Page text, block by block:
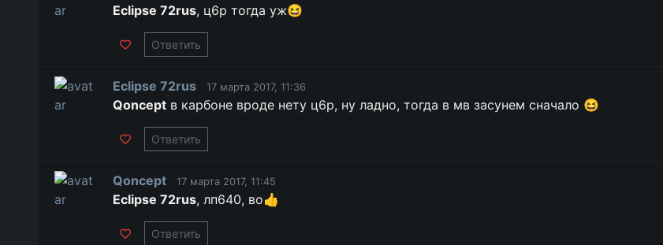
Eclipse 72rus, ц6р тогда уж😆
Ответить
Eclipse 72rus 17 марта 2017, 11:36
Qonceptв карбоне вроде нету ц6р, ну ладно, тогда в мв засунем сначало 😆
Ответить
Qoncept 17 марта 2017, 11:45
Eclipse 72rus, лп640, во👍
Ответить